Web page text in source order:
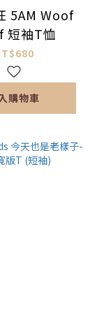
短袖T恤
購物車